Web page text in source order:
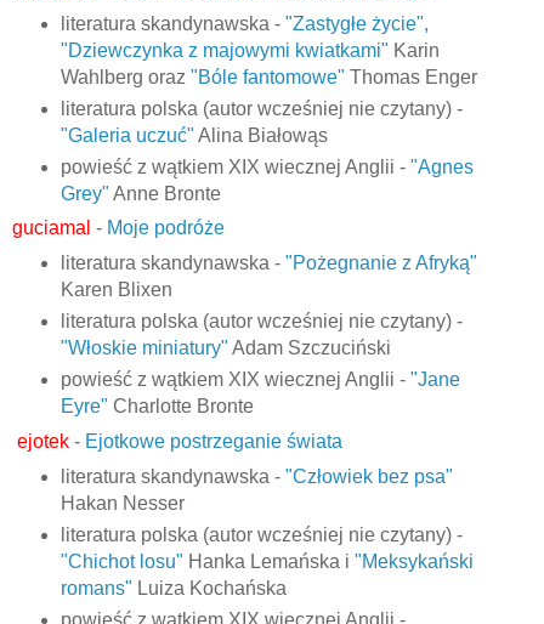
literatura skandynawska - "Zastygłe życie",
"Dziewczynka z majowymi kwiatkami" Karin
Wahlberg oraz "Bóle fantomowe" Thomas Enger
literatura polska (autor wcześniej nie czytany) -
"Galeria uczuć" Alina Białowąs
powieść z wątkiem XIX wiecznej Anglii - "Agnes
Grey" Anne Bronte
guciamal - Moje podróże
literatura skandynawska - "Pożegnanie z Afryką"
Karen Blixen
literatura polska (autor wcześniej nie czytany) -
"Włoskie miniatury" Adam Szczuciński
powieść z wątkiem XIX wiecznej Anglii - "Jane
Eyre" Charlotte Bronte
ejotek - Ejotkowe postrzeganie świata
literatura skandynawska - "Człowiek bez psa"
Hakan Nesser
literatura polska (autor wcześniej nie czytany) -
"Chichot losu" Hanka Lemańska i "Meksykański
romans" Luiza Kochańska
powieść z wątkiem XIX wiecznej Anglii -